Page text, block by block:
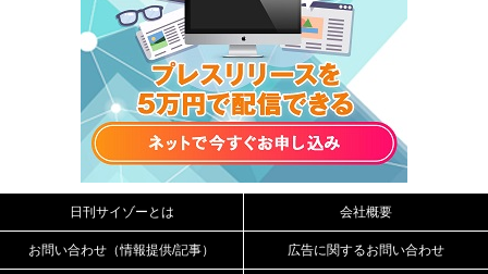
日刊サイゾーとは 会社概要
お問い合わせ（情報提供/記事） 広告に関するお問い合わせ